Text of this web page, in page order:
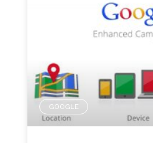
Cet article
plusieurs
appuyer la
liens sponsorisés.
GOOGLE